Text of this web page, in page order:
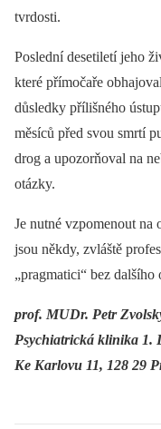
tvrdosti.
Poslední desetiletí jeho
které přímočaře
důsledky přílišného
měsíců před svou smrtí
drog a upozorňoval na
otázky.
Je nutné vzpomenout na
jsou někdy, zvláště
„pragmatici“ bez
prof. MUDr. Petr
Psychiatrická klinika
Ke Karlovu 11, 128 29